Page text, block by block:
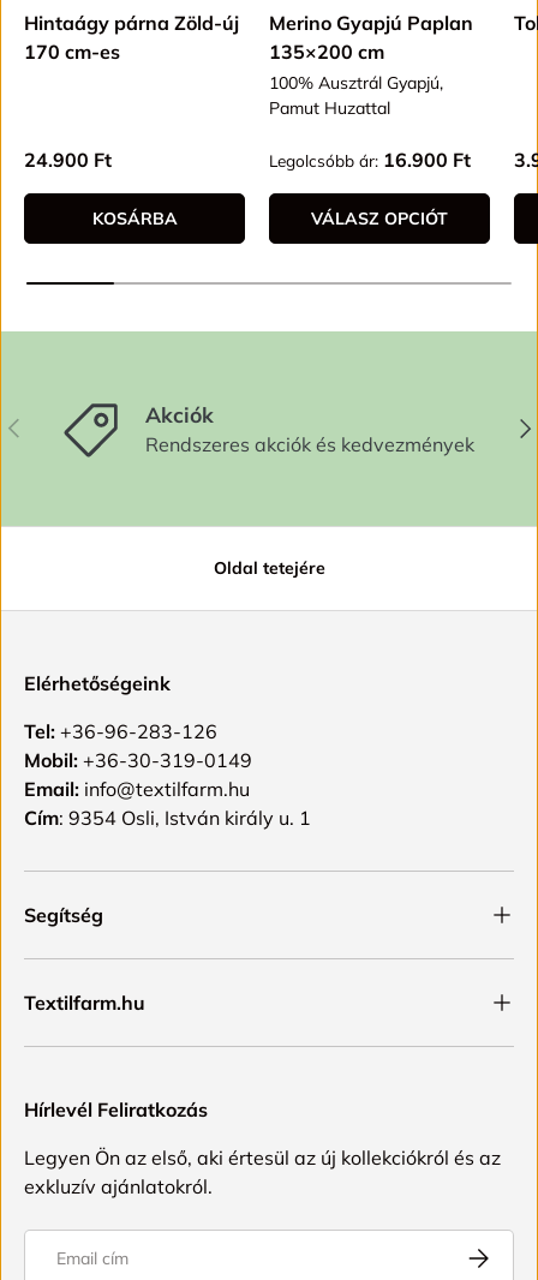
Hintaágy párna Zöld-új
170 cm-es
Alap ár
24.900 Ft
KOSÁRBA
Merino Gyapjú Paplan
135×200 cm
100% Ausztrál Gyapjú,
Pamut Huzattal
Alap ár
Legolcsóbb ár: 16.900 Ft
VÁLASZ OPCIÓT
ELŐZŐ Akciók
Rendszeres akciók és kedvezmények
Oldal tetejére
Elérhetőségeink
Tel: +36-96-283-126
Mobil: +36-30-319-0149
Email: info@textilfarm.hu
Cím: 9354 Osli, István király u. 1
Segítség
Textilfarm.hu
Hírlevél Feliratkozás
Legyen Ön az első, aki értesül az új kollekciókról és az
exkluzív ajánlatokról.